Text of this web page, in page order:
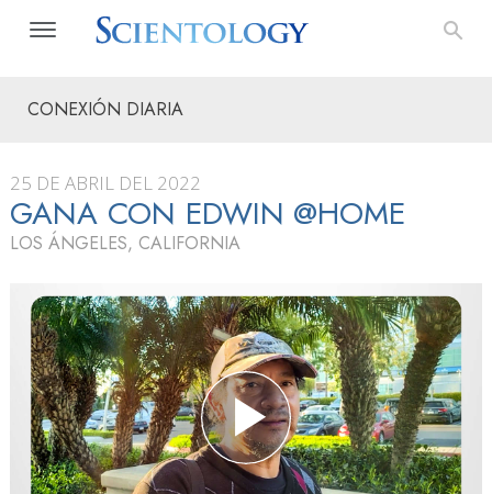
CONEXIÓN DIARIA
25 DE ABRIL DEL 2022
GANA CON EDWIN @HOME
LOS ÁNGELES, CALIFORNIA